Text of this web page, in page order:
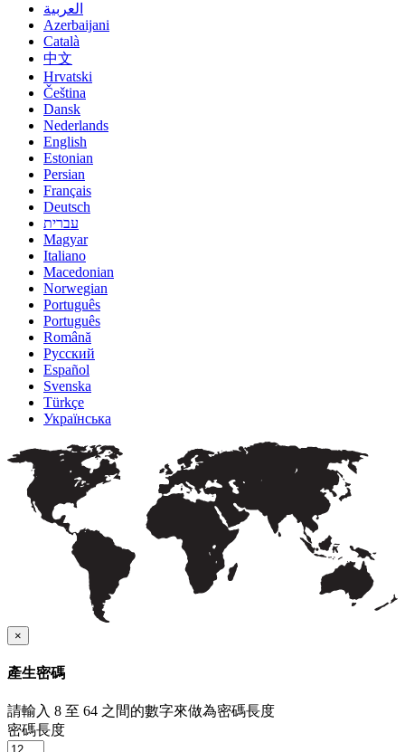
العربية
Azerbaijani
Català
中文
Hrvatski
Čeština
Dansk
Nederlands
English
Estonian
Persian
Français
Deutsch
עברית
Magyar
Italiano
Macedonian
Norwegian
Português
Português
Română
Русский
Español
Svenska
Türkçe
Українська
×
產生密碼
請輸入 8 至 64 之間的數字來做為密碼長度
密碼長度